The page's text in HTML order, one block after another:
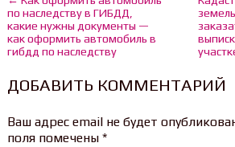
по наследству в ГИБДД,
какие нужны документы —
как оформить автомобиль в
гибдд по наследству
ДОБАВИТЬ КОММЕНТАРИЙ
Ваш адрес email не будет
поля помечены *